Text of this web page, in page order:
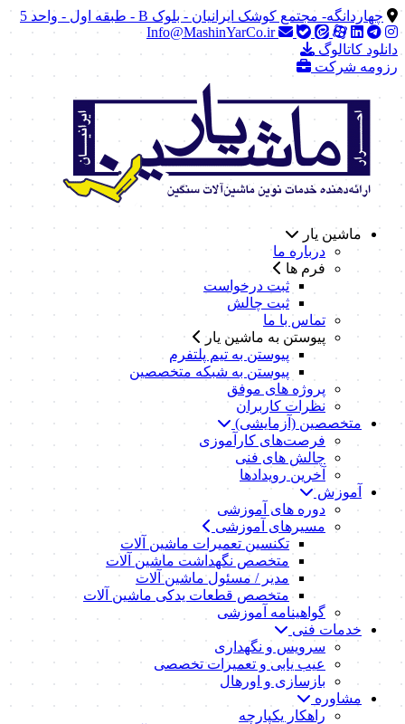
چهاردانگه- مجتمع کوشک ایرانیان - بلوک B - طبقه اول - واحد 5
Info@MashinYarCo.ir
دانلود کاتالوگ
رزومه شرکت
ماشین یار
درباره ما
فرم ها
ثبت درخواست
ثبت چالش
تماس با ما
پیوستن به ماشین یار
پیوستن به تیم پلتفرم
پیوستن به شبکه متخصصین
پروژه های موفق
نظرات کاربران
متخصصین (آزمایشی)
فرصت‌های کارآموزی
چالش های فنی
آخرین رویدادها
آموزش
دوره های آموزشی
مسیرهای آموزشی
تکنسین تعمیرات ماشین آلات
متخصص نگهداشت ماشین آلات
مدیر / مسئول ماشین آلات
متخصص قطعات یدکی ماشین آلات
گواهینامه آموزشی
خدمات فنی
سرویس و نگهداری
عیب یابی و تعمیرات تخصصی
بازسازی و اورهال
مشاوره
راهکار یکپارچه